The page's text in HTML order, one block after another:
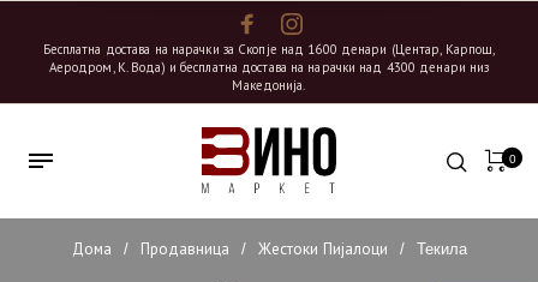
Бесплатна достава на нарачки за Скопје над 1600 денари (Центар, Карпош,
Аеродром, К. Вода) и бесплатна достава на нарачки над 4300 денари низ
Македонија.
0
Дома / Продавница / Жестоки Пијалоци / Текила